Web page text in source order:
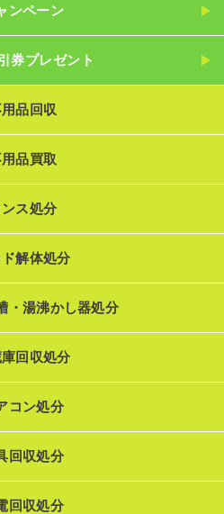
ンペーン
券プレゼント
品回収
品買取
ンス処分
解体処分
・湯沸かし器処分
回収処分
コン処分
回収処分
回収処分